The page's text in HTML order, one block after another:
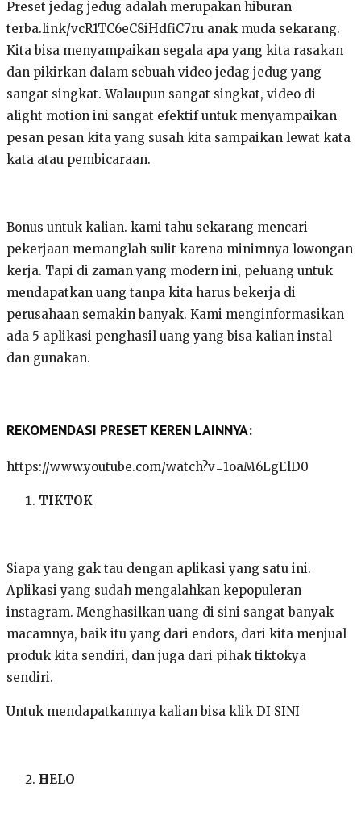
Preset jedag jedug adalah merupakan hiburan
terba.link/vcR1TC6eC8iHdfiC7ru anak muda sekarang.
Kita bisa menyampaikan segala apa yang kita rasakan
dan pikirkan dalam sebuah video jedag jedug yang
sangat singkat. Walaupun sangat singkat, video di
alight motion ini sangat efektif untuk menyampaikan
pesan pesan kita yang susah kita sampaikan lewat kata
kata atau pembicaraan.
Bonus untuk kalian. kami tahu sekarang mencari
pekerjaan memanglah sulit karena minimnya lowongan
kerja. Tapi di zaman yang modern ini, peluang untuk
mendapatkan uang tanpa kita harus bekerja di
perusahaan semakin banyak. Kami menginformasikan
ada 5 aplikasi penghasil uang yang bisa kalian instal
dan gunakan.
REKOMENDASI PRESET KEREN LAINNYA:
https://www.youtube.com/watch?v=1oaM6LgElD0
TIKTOK
Siapa yang gak tau dengan aplikasi yang satu ini.
Aplikasi yang sudah mengalahkan kepopuleran
instagram. Menghasilkan uang di sini sangat banyak
macamnya, baik itu yang dari endors, dari kita menjual
produk kita sendiri, dan juga dari pihak tiktokya
sendiri.
Untuk mendapatkannya kalian bisa klik DI SINI
HELO